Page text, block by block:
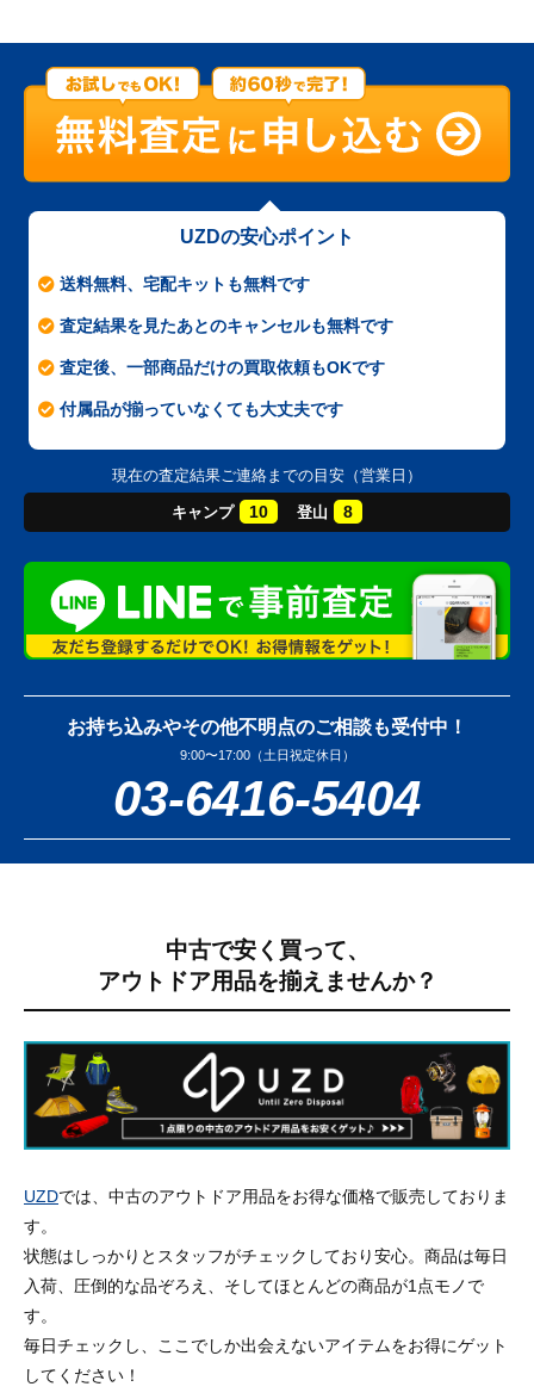
UZDの安心ポイント
送料無料、宅配キットも無料です
査定結果を見たあとのキャンセルも無料です
査定後、一部商品だけの買取依頼もOKです
付属品が揃っていなくても大丈夫です
現在の査定結果ご連絡までの目安（営業日）
キャンプ 10 登山 8
お持ち込みやその他不明点のご相談も受付中！
9:00〜17:00（土日祝定休日）
03-6416-5404
中古で安く買って、
アウトドア用品を揃えませんか？
UZDでは、中古のアウトドア用品をお得な価格で販売しておりま
す。
状態はしっかりとスタッフがチェックしており安心。商品は毎日
入荷、圧倒的な品ぞろえ、そしてほとんどの商品が1点モノで
す。
毎日チェックし、ここでしか出会えないアイテムをお得にゲット
してください！